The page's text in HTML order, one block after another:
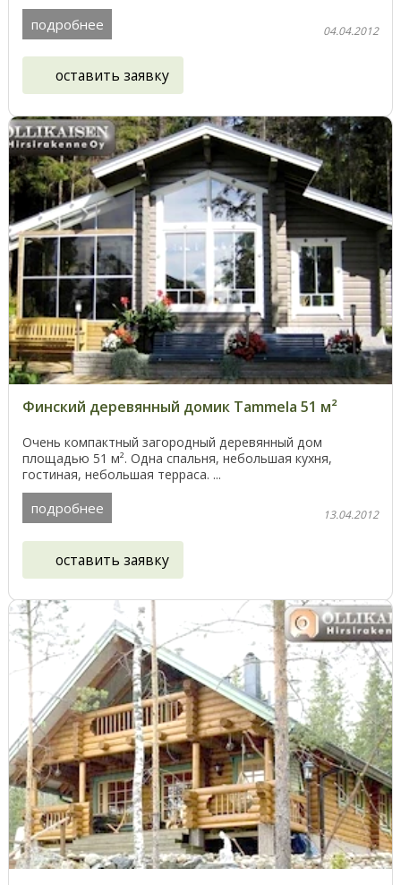
подробнее 04.04.2012
оставить заявку
Финский деревянный домик Tammela 51 м²
Очень компактный загородный деревянный дом
площадью 51 м². Одна спальня, небольшая кухня,
гостиная, небольшая терраса. ...
подробнее 13.04.2012
оставить заявку